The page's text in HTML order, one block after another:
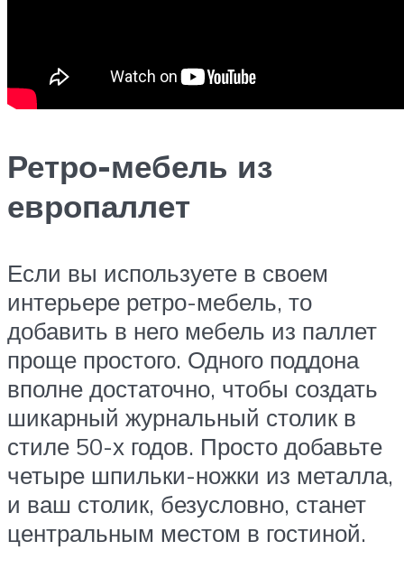
Ретро-мебель из
европаллет
Если вы используете в своем
интерьере ретро-мебель, то
добавить в него мебель из паллет
проще простого. Одного поддона
вполне достаточно, чтобы создать
шикарный журнальный столик в
стиле 50-х годов. Просто добавьте
четыре шпильки-ножки из металла,
и ваш столик, безусловно, станет
центральным местом в гостиной.